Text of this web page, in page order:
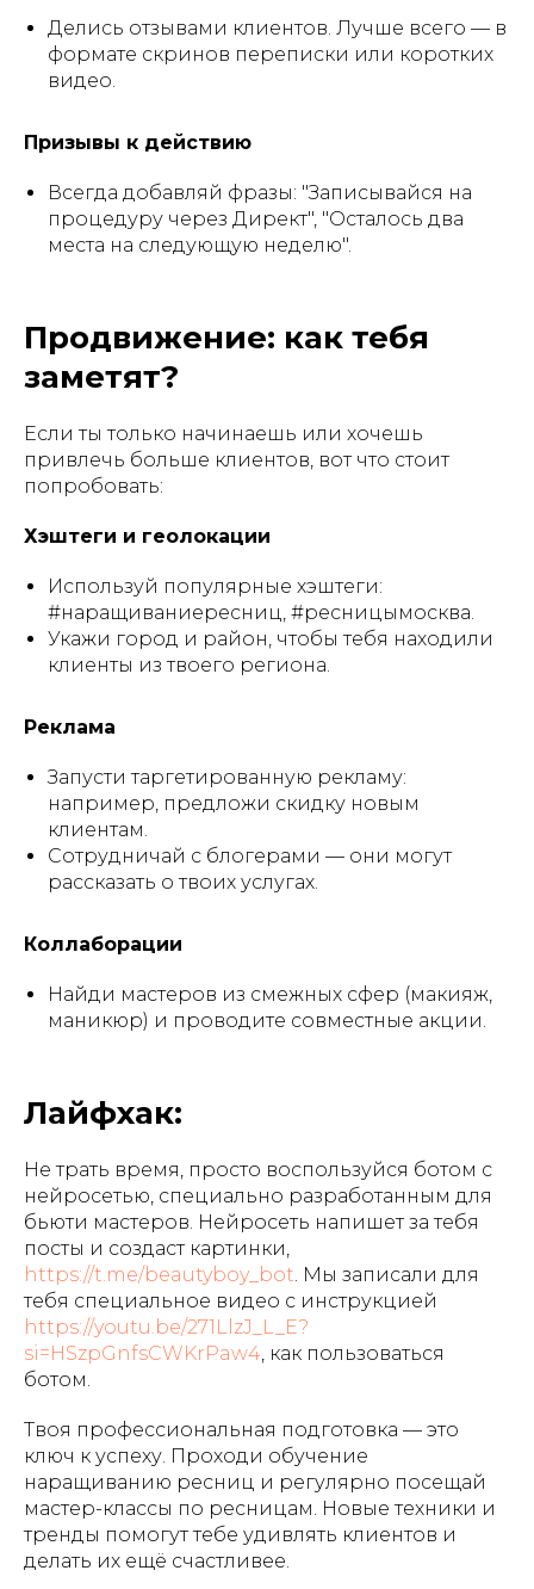
Делись отзывами клиентов. Лучше всего — в
формате скринов переписки или коротких
видео.
Призывы к действию
Всегда добавляй фразы: "Записывайся на
процедуру через Директ", "Осталось два
места на следующую неделю".
Продвижение: как тебя
заметят?
Если ты только начинаешь или хочешь
привлечь больше клиентов, вот что стоит
попробовать:
Хэштеги и геолокации
Используй популярные хэштеги:
#наращиваниересниц, #ресницымосква.
Укажи город и район, чтобы тебя находили
клиенты из твоего региона.
Реклама
Запусти таргетированную рекламу:
например, предложи скидку новым
клиентам.
Сотрудничай с блогерами — они могут
рассказать о твоих услугах.
Коллаборации
Найди мастеров из смежных сфер (макияж,
маникюр) и проводите совместные акции.
Лайфхак:
Не трать время, просто воспользуйся ботом с
нейросетью, специально разработанным для
бьюти мастеров. Нейросеть напишет за тебя
посты и создаст картинки,
https://t.me/beautyboy_bot . Мы записали для
тебя специальное видео с инструкцией
https://youtu.be/271LlzJ_L_E?
si=HSzpGnfsCWKrPaw4 , как пользоваться
ботом.
Твоя профессиональная подготовка — это
ключ к успеху. Проходи обучение
наращиванию ресниц и регулярно посещай
мастер-классы по ресницам. Новые техники и
тренды помогут тебе удивлять клиентов и
делать их ещё счастливее.